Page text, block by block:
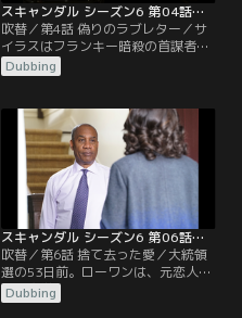
スキャンダル シーズン6 第04話／吹替
吹替／第4話 偽りのラブレター／サ
イラスはフランキー暗殺の首謀者と
して連邦刑務所に収監される。別棟
に収監されているトムに手紙を書い
と画策する。一方、メリーはサイラ
スの転落で次期大統領の座が確実と
なり、事務所もお祝いムードにな
る。そんな中、ハックは山小屋で殺
されたジェニファーの事件が宙に浮
いていることを指摘。
Dubbing
スキャンダル シーズン6 第06話／吹替
吹替／第6話 捨て去った愛／大統領
選の53日前。ローワンは、元恋人で
古生物学者のサンドラの講演会に参
加する。講演会の後、サンドラから
Dubbing